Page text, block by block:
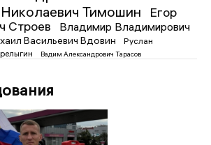
Тимошин
Егор
Строев
Владимир Владимирович
Васильевич Вдовин
Руслан
Вадим Александрович Тарасов